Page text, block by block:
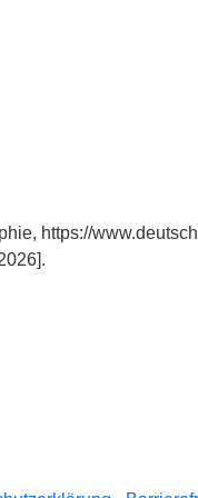
https://